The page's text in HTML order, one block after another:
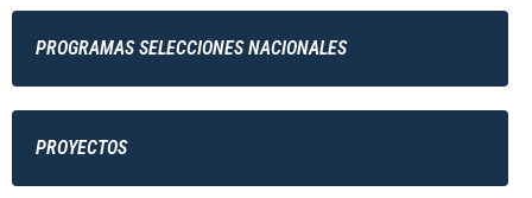
PROGRAMAS SELECCIONES NACIONALES
PROYECTOS